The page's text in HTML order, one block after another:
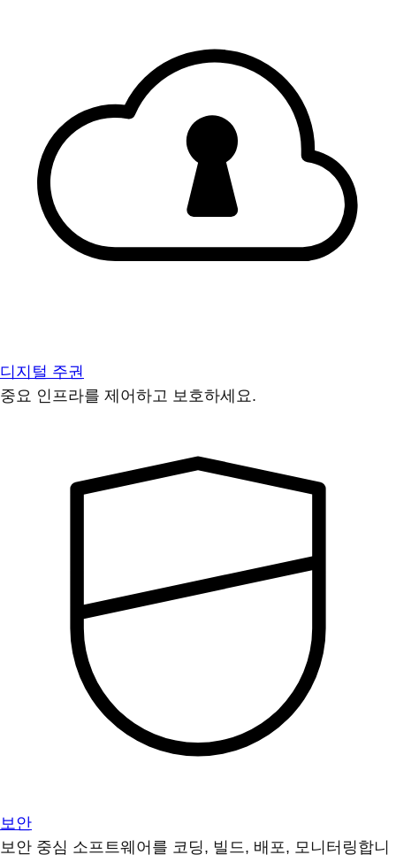
디지털 주권
중요 인프라를 제어하고 보호하세요.
보안
보안 중심 소프트웨어를 코딩, 빌드, 배포, 모니터링합니